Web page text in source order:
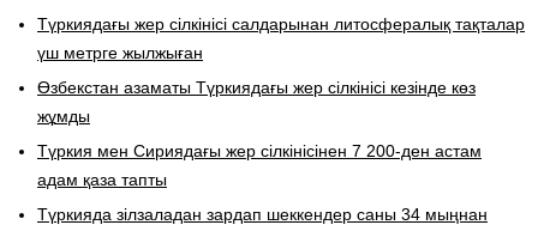
Түркиядағы жер сілкінісі салдарынан литосфералық тақталар
үш метрге жылжыған
Өзбекстан азаматы Түркиядағы жер сілкінісі кезінде көз
жұмды
Түркия мен Сириядағы жер сілкінісінен 7 200-ден астам
адам қаза тапты
Түркияда зілзаладан зардап шеккендер саны 34 мыңнан